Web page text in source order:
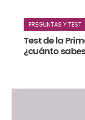
PREGUNTAS Y TEST
Test de la
¿cuánto